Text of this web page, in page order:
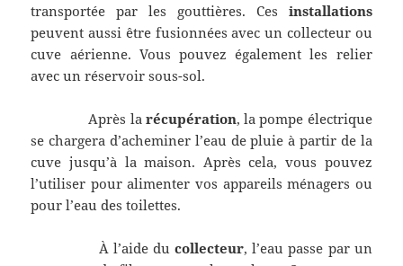
transportée par les gouttières. Ces installations
peuvent aussi être fusionnées avec un collecteur ou
cuve aérienne. Vous pouvez également les relier
avec un réservoir sous-sol.
Après la récupération, la pompe électrique
se chargera d’acheminer l’eau de pluie à partir de la
cuve jusqu’à la maison. Après cela, vous pouvez
l’utiliser pour alimenter vos appareils ménagers ou
pour l’eau des toilettes.
À l’aide ducollecteur, l’eau passe par un